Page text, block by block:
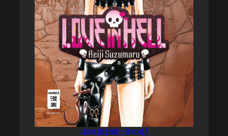
Love in Hell – Band 1